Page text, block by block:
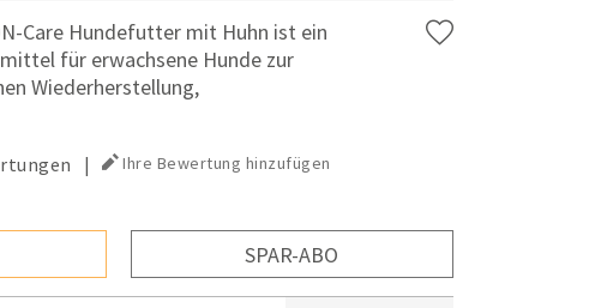
Care Hundefutter mit Huhn ist ein
für erwachsene Hunde zur
Wiederherstellung,
| Ihre Bewertung hinzufügen
SPAR-ABO